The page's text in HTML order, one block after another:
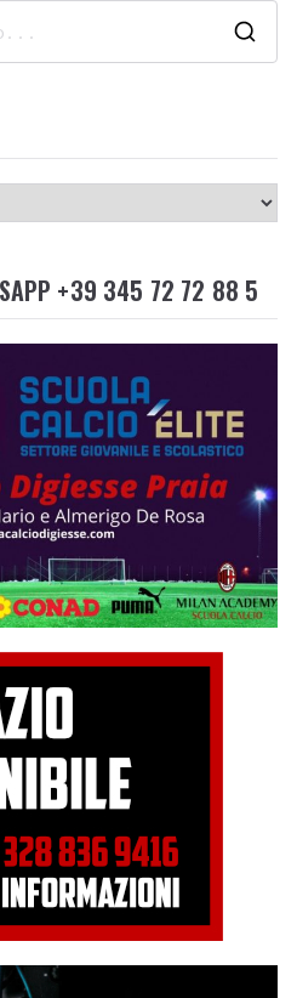
+39 345 72 72 88 5